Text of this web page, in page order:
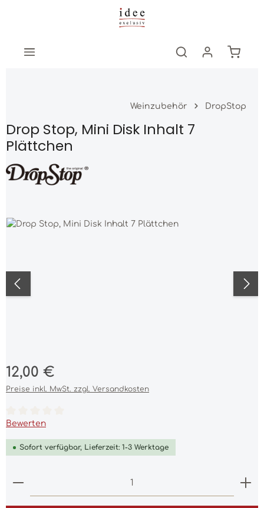
Zum Hauptinhalt springen
Weinzubehör DropStop
Drop Stop, Mini Disk Inhalt 7
Plättchen
Bildergalerie überspringen
Regulärer Preis:
12,00 €
Preise inkl. MwSt. zzgl. Versandkosten
Durchschnittliche Bewertung von 0 von 5 Sternen
Bewerten
Sofort verfügbar, Lieferzeit: 1-3 Werktage
Produkt Anzahl: Gib den gewünschten Wert